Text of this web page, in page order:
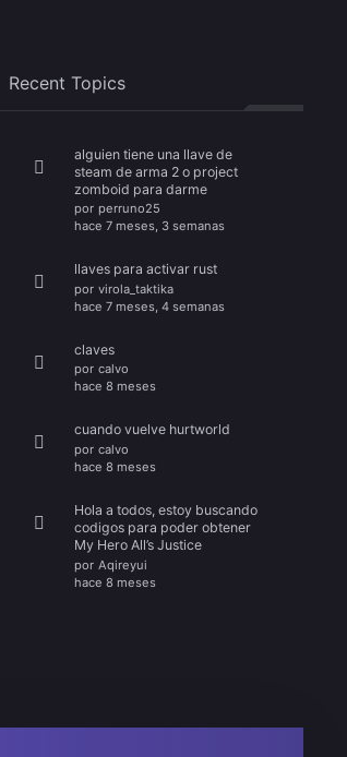
Recent Topics
alguien tiene una llave de
steam de arma 2 o project
zomboid para darme
por perruno25
hace 7 meses, 3 semanas
llaves para activar rust
por virola_taktika
hace 7 meses, 4 semanas
claves
por calvo
hace 8 meses
cuando vuelve hurtworld
por calvo
hace 8 meses
Hola a todos, estoy buscando
codigos para poder obtener
My Hero All’s Justice
por Aqireyui
hace 8 meses